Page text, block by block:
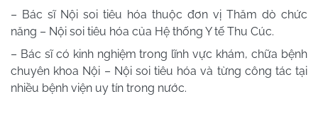
– Bác sĩ Nội soi tiêu hóa thuộc đơn vị Thăm dò chức
năng – Nội soi tiêu hóa của Hệ thống Y tế Thu Cúc.
– Bác sĩ có kinh nghiệm trong lĩnh vực khám, chữa bệnh
chuyên khoa Nội – Nội soi tiêu hóa và từng công tác tại
nhiều bệnh viện uy tín trong nước.